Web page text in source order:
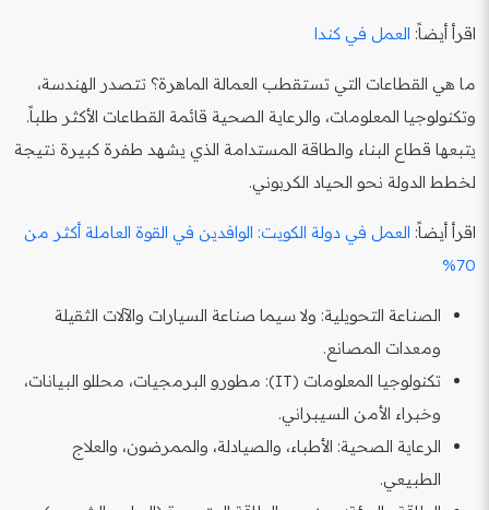
اقرأ أيضاً: العمل في كندا
ما هي القطاعات التي تستقطب العمالة الماهرة؟ تتصدر الهندسة،
وتكنولوجيا المعلومات، والرعاية الصحية قائمة القطاعات الأكثر طلباً.
يتبعها قطاع البناء والطاقة المستدامة الذي يشهد طفرة كبيرة نتيجة
لخطط الدولة نحو الحياد الكربوني.
اقرأ أيضاً: العمل في دولة الكويت: الوافدين في القوة العاملة أكثر من
70%
الصناعة التحويلية: ولا سيما صناعة السيارات والآلات الثقيلة
ومعدات المصانع.
تكنولوجيا المعلومات (IT): مطورو البرمجيات، محللو البيانات،
وخبراء الأمن السيبراني.
الرعاية الصحية: الأطباء، والصيادلة، والممرضون، والعلاج
الطبيعي.